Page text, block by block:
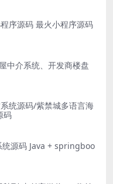
序源码 最火小程序源码
中介系统、开发商楼盘
统源码/紫禁城多语言海
码
源码 Java + springboo